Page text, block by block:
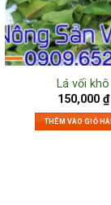
Lá vối khô
150,000 ₫
THÊM VÀO GIỎ